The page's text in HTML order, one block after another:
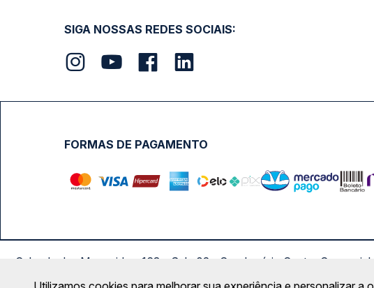
SIGA NOSSAS REDES SOCIAIS:
FORMAS DE PAGAMENTO
Calçada das Margaridas, 163 - Sala 02 - Condomínio Centro